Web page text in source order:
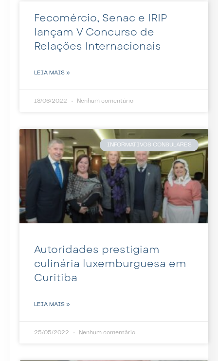
Fecomércio, Senac e IRIP
lançam V Concurso de
Relações Internacionais
LEIA MAIS »
18/06/2022 Nenhum comentário
INFORMATIVOS CONSULARES
Autoridades prestigiam
culinária luxemburguesa em
Curitiba
LEIA MAIS »
25/05/2022 Nenhum comentário